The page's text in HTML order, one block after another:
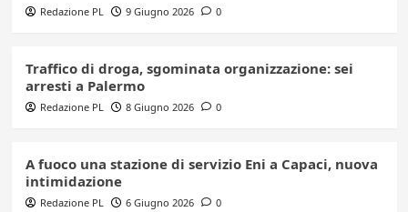
Redazione PL 9 Giugno 2026 0
Traffico di droga, sgominata organizzazione: sei
arresti a Palermo
Redazione PL 8 Giugno 2026 0
A fuoco una stazione di servizio Eni a Capaci, nuova
intimidazione
Redazione PL 6 Giugno 2026 0